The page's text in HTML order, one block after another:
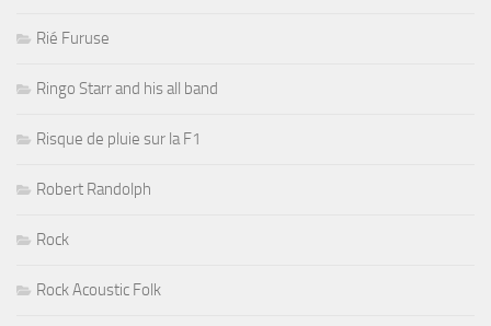
Rié Furuse
Ringo Starr and his all band
Risque de pluie sur la F1
Robert Randolph
Rock
Rock Acoustic Folk